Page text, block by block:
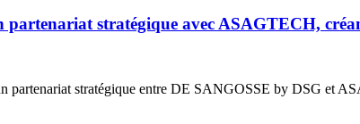
stratégique avec ASAGTECH,
partenariat stratégique entre DE SANGOSSE by DSG et